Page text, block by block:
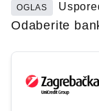
OGLAS
Odaberite